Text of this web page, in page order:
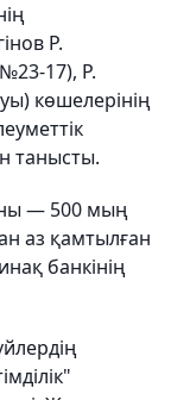
Р.
17), Р.
көшелерінің
танысты.
— 500 мың
аз қамтылған
банкінің